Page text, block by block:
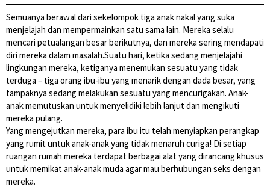
Semuanya berawal dari sekelompok tiga anak nakal yang suka
menjelajah dan mempermainkan satu sama lain. Mereka selalu
mencari petualangan besar berikutnya, dan mereka sering mendapati
diri mereka dalam masalah.Suatu hari, ketika sedang menjelajahi
lingkungan mereka, ketiganya menemukan sesuatu yang tidak
terduga – tiga orang ibu-ibu yang menarik dengan dada besar, yang
tampaknya sedang melakukan sesuatu yang mencurigakan. Anak-
anak memutuskan untuk menyelidiki lebih lanjut dan mengikuti
mereka pulang.
Yang mengejutkan mereka, para ibu itu telah menyiapkan perangkap
yang rumit untuk anak-anak yang tidak menaruh curiga! Di setiap
ruangan rumah mereka terdapat berbagai alat yang dirancang khusus
untuk memikat anak-anak muda agar mau berhubungan seks dengan
mereka.